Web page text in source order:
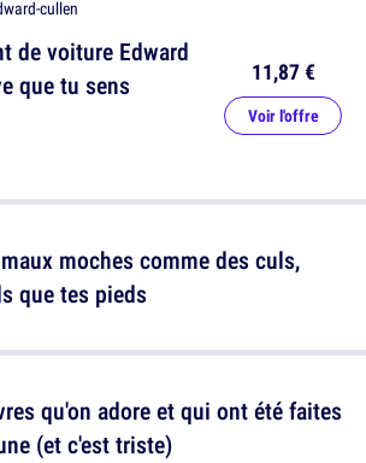
de voiture Edward
que tu sens
11,87 €
Voir l'offre
qu'on adore et qui ont été faites
(et c'est triste)
moches comme des culs,
que tes pieds